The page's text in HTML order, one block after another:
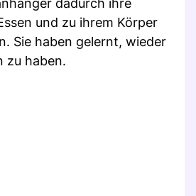
dadurch ihre
und zu ihrem Körper
Sie haben gelernt, wieder
zu haben.